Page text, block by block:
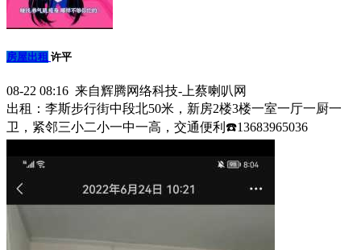
房屋出租 许平
08-22 08:16 来自辉腾网络科技-上蔡喇叭网
出租：李斯步行街中段北50米，新房2楼3楼一室一厅一厨一
卫，紧邻三小二小一中一高，交通便利☎️13683965036